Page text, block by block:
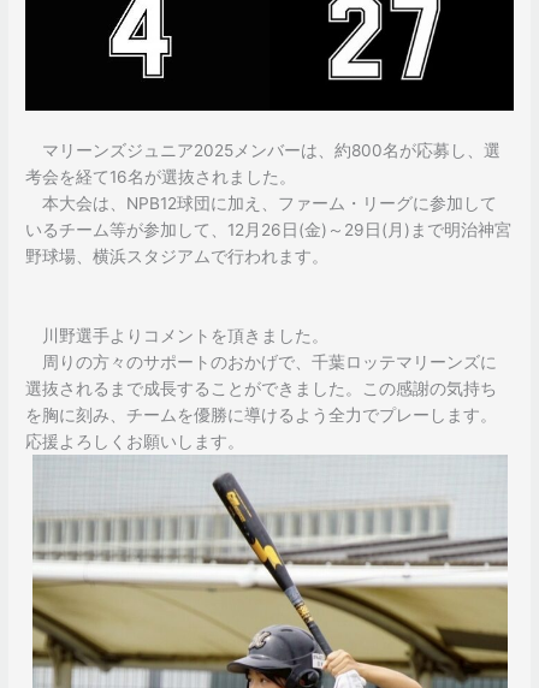
マリーンズジュニア2025メンバーは、約800名が応募し、選
考会を経て16名が選抜されました。
本大会は、NPB12球団に加え、ファーム・リーグに参加して
いるチーム等が参加して、12月26日(金)～29日(月)まで明治神宮
野球場、横浜スタジアムで行われます。
川野選手よりコメントを頂きました。
周りの方々のサポートのおかげで、千葉ロッテマリーンズに
選抜されるまで成長することができました。この感謝の気持ち
を胸に刻み、チームを優勝に導けるよう全力でプレーします。
応援よろしくお願いします。